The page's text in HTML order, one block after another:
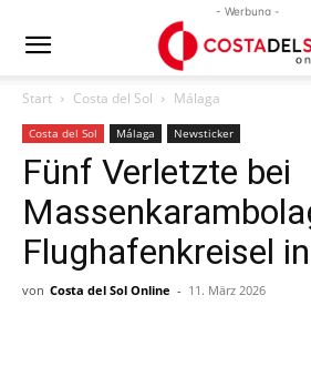
- Werbung -
Start Costa del Sol Málaga
Costa del Sol Málaga Newsticker
Fünf Verletzte bei
Flughafenkreisel
von Costa del Sol Online - 11. März 2026